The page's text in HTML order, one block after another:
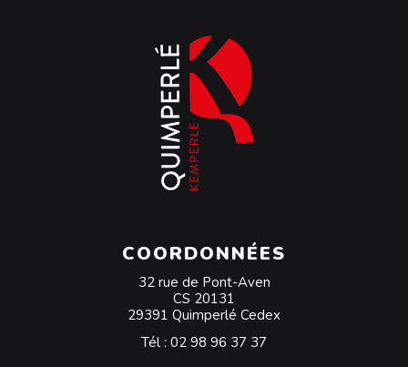
COORDONNÉES
32 rue de Pont-Aven
CS 20131
29391 Quimperlé Cedex
Tél : 02 98 96 37 37